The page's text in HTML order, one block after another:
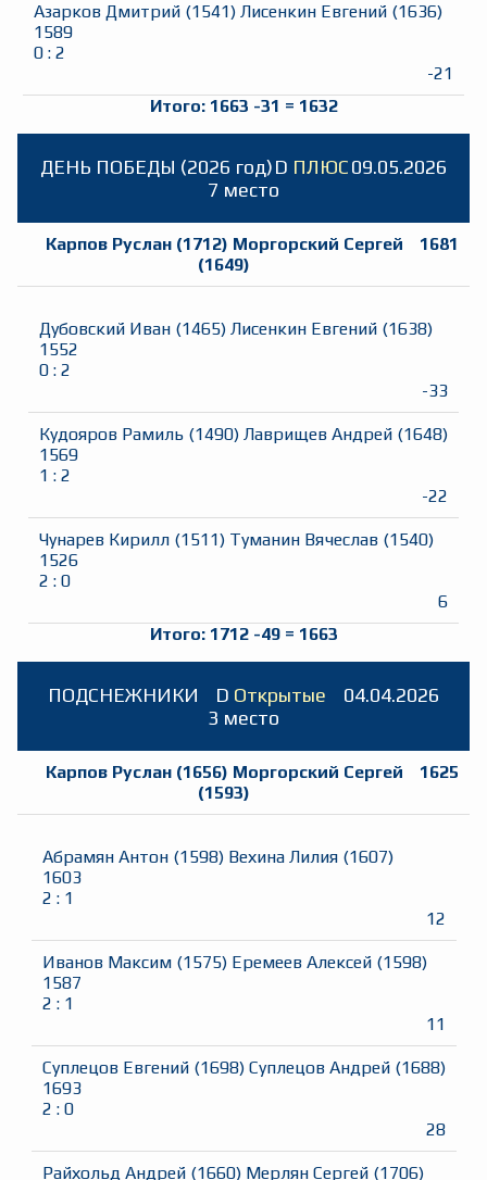
Азарков Дмитрий (1541) Лисенкин Евгений (1636)
1589
0 : 2
-21
Итого: 1663 -31 = 1632
ДЕНЬ ПОБЕДЫ (2026 год)D ПЛЮС09.05.2026
7 место
Карпов Руслан (1712) Моргорский Сергей
(1649)
1681
Дубовский Иван (1465) Лисенкин Евгений (1638)
1552
0 : 2
-33
Кудояров Рамиль (1490) Лаврищев Андрей (1648)
1569
1 : 2
-22
Чунарев Кирилл (1511) Туманин Вячеслав (1540)
1526
2 : 0
6
Итого: 1712 -49= 1663
ПОДСНЕЖНИКИ D Открытые
04.04.2026
3 место
Карпов Руслан (1656) Моргорский Сергей
(1593)
1625
Абрамян Антон (1598) Вехина Лилия (1607)
1603
2 : 1
12
Иванов Максим (1575) Еремеев Алексей (1598)
1587
2 : 1
11
Суплецов Евгений (1698) Суплецов Андрей (1688)
1693
2 : 0
28
Райхольд Андрей (1660) Мерлян Сергей (1706)